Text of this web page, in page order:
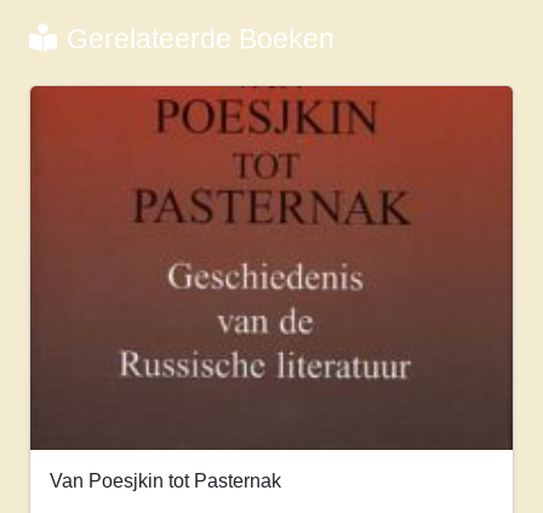
Gerelateerde Boeken
Van Poesjkin tot Pasternak